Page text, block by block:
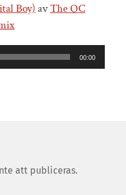
Boy) avThe OC
00:00
att publiceras.